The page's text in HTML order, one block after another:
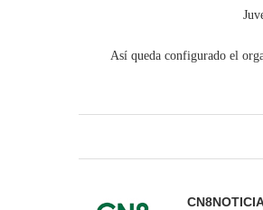
Así queda configurado el